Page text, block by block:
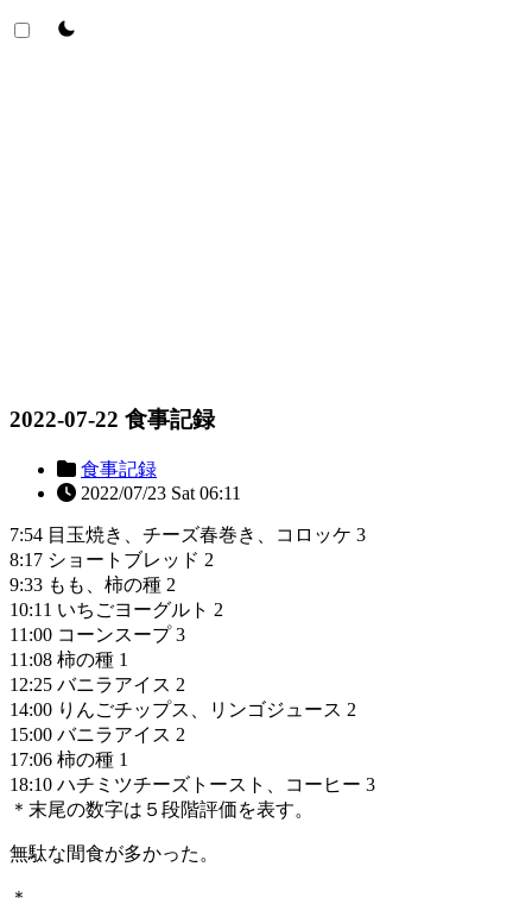
theme switcher
2022-07-22 食事記録
食事記録
2022/07/23 Sat 06:11
7:54 目玉焼き、チーズ春巻き、コロッケ 3
8:17 ショートブレッド 2
9:33 もも、柿の種 2
10:11 いちごヨーグルト 2
11:00 コーンスープ 3
11:08 柿の種 1
12:25 バニラアイス 2
14:00 りんごチップス、リンゴジュース 2
15:00 バニラアイス 2
17:06 柿の種 1
18:10 ハチミツチーズトースト、コーヒー 3
＊末尾の数字は５段階評価を表す。
無駄な間食が多かった。